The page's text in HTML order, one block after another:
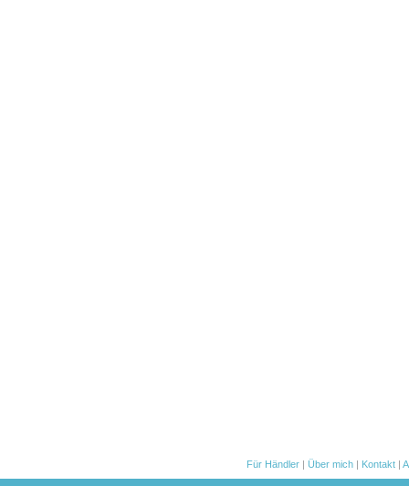
Für Händler | Über mich | Kontakt |